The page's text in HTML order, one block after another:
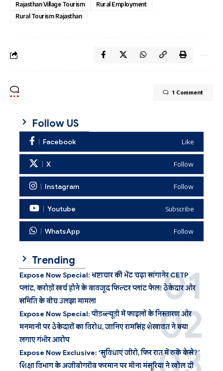
Rajasthan Village Tourism
Rural Employment
Rural Tourism Rajasthan
1 Comment
Follow US
Facebook Like
X Follow
Instagram Follow
Youtube Subscribe
WhatsApp Follow
Trending
Expose Now Special: भ्रष्टाचार की भेंट चढ़ा सांगानेर CETP
प्लांट, करोड़ों खर्च होने के बावजूद फिल्टर प्लांट फेल! ठेकेदार और
समिति के बीच उलझा मामला
Expose Now Special: पीडब्ल्यूडी में फाइलों के निस्तारण और
मनमानी पर ठेकेदारों का विरोध, जानिए रामसिंह शेखावत ने क्या
लगाए गंभीर आरोप
Expose Now Exclusive: ‘सुविधाएं जीरो, फिर रात में रुकें कैसे?’
शिक्षा विभाग के अजीबोगरीब फरमान पर मीना मंसूरिया ने खोल दी